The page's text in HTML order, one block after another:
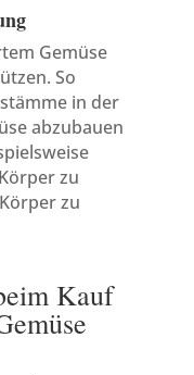
Gemüse
So
in der
abzubauen
zu
zu
Kauf